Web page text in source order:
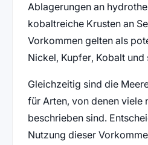
Ablagerungen an
kobaltreiche Krusten an
Vorkommen gelten als
Nickel, Kupfer, Kobalt und
Gleichzeitig sind die
für Arten, von denen viele
beschrieben sind.
Nutzung dieser